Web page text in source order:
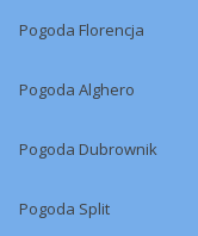
Pogoda Florencja
Pogoda Alghero
Pogoda Dubrownik
Pogoda Split